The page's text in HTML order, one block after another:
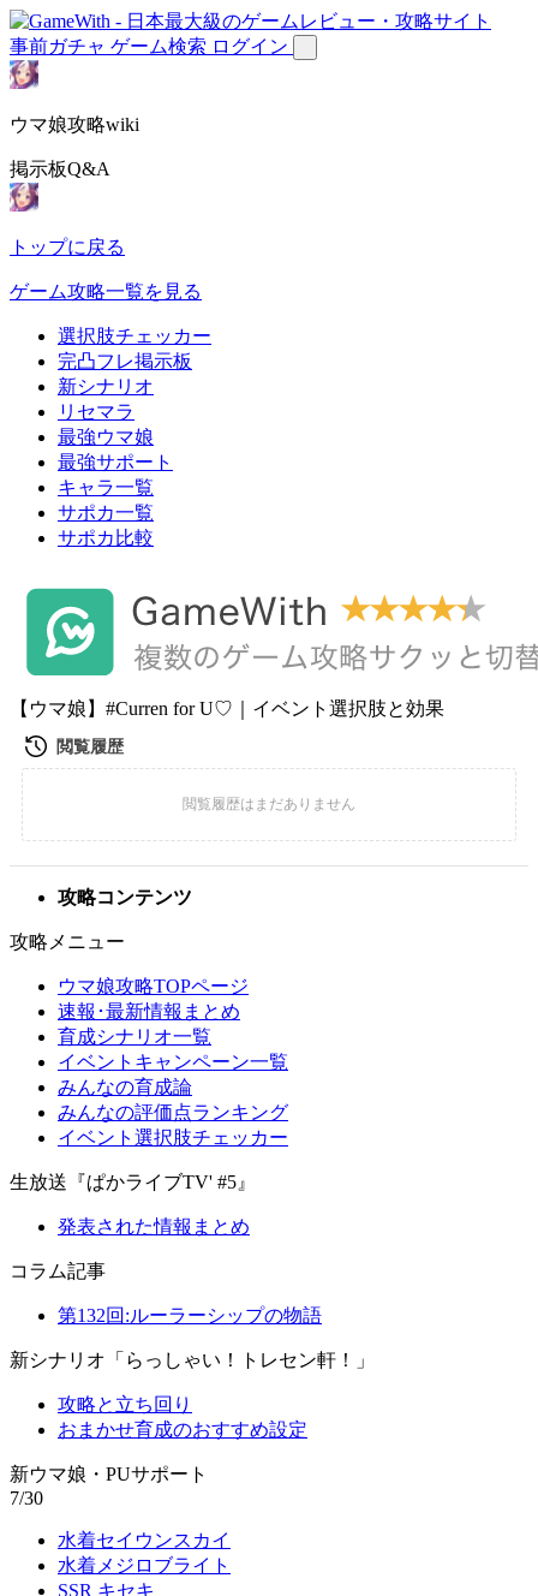
事前ガチャ ゲーム検索 ログイン
ウマ娘攻略wiki
掲示板Q&A
トップに戻る
ゲーム攻略一覧を見る
選択肢チェッカー
完凸フレ掲示板
新シナリオ
リセマラ
最強ウマ娘
最強サポート
キャラ一覧
サポカ一覧
サポカ比較
【ウマ娘】#Curren for U♡｜イベント選択肢と効果
攻略コンテンツ
攻略メニュー
ウマ娘攻略TOPページ
速報･最新情報まとめ
育成シナリオ一覧
イベントキャンペーン一覧
みんなの育成論
みんなの評価点ランキング
イベント選択肢チェッカー
生放送『ぱかライブTV' #5』
発表された情報まとめ
コラム記事
第132回:ルーラーシップの物語
新シナリオ「らっしゃい！トレセン軒！」
攻略と立ち回り
おまかせ育成のおすすめ設定
新ウマ娘・PUサポート
7/30
水着セイウンスカイ
水着メジロブライト
SSR キセキ